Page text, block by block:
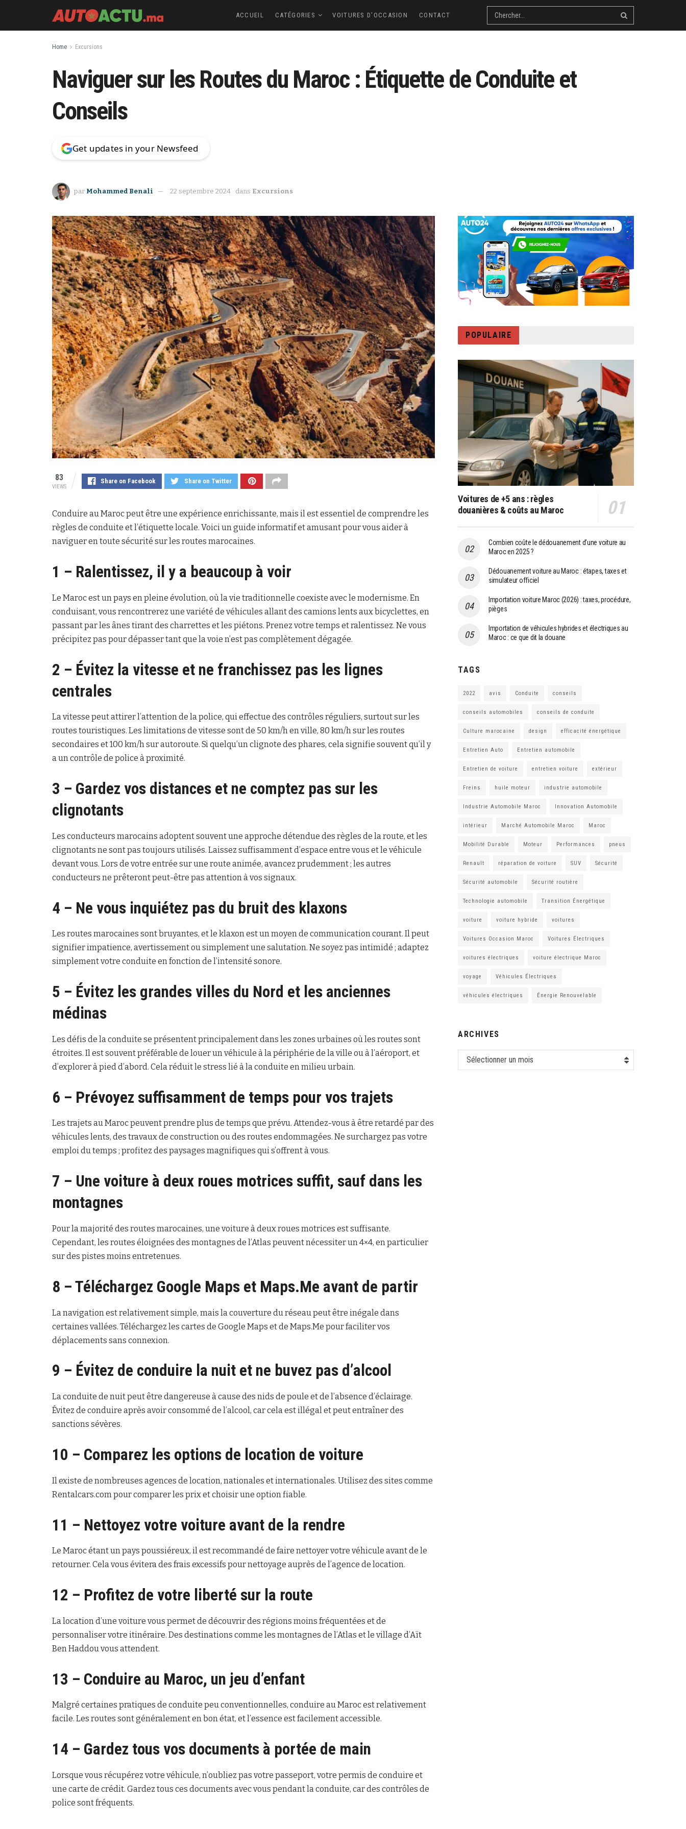
ACCUEIL CATÉGORIES VOITURES D’OCCASION CONTACT
Home Excursions
Naviguer sur les Routes du Maroc : Étiquette de Conduite et
Conseils
Get updates in your Newsfeed
par Mohammed Benali 22 septembre 2024 dans Excursions
83
VIEWS
Share on Facebook Share on Twitter
Conduire au Maroc peut être une expérience enrichissante, mais il est essentiel de comprendre les
règles de conduite et l’étiquette locale. Voici un guide informatif et amusant pour vous aider à
naviguer en toute sécurité sur les routes marocaines.
1 – Ralentissez, il y a beaucoup à voir
Le Maroc est un pays en pleine évolution, où la vie traditionnelle coexiste avec le modernisme. En
conduisant, vous rencontrerez une variété de véhicules allant des camions lents aux bicyclettes, en
passant par les ânes tirant des charrettes et les piétons. Prenez votre temps et ralentissez. Ne vous
précipitez pas pour dépasser tant que la voie n’est pas complètement dégagée.
2 – Évitez la vitesse et ne franchissez pas les lignes
centrales
La vitesse peut attirer l’attention de la police, qui effectue des contrôles réguliers, surtout sur les
routes touristiques. Les limitations de vitesse sont de 50 km/h en ville, 80 km/h sur les routes
secondaires et 100 km/h sur autoroute. Si quelqu’un clignote des phares, cela signifie souvent qu’il y
a un contrôle de police à proximité.
3 – Gardez vos distances et ne comptez pas sur les
clignotants
Les conducteurs marocains adoptent souvent une approche détendue des règles de la route, et les
clignotants ne sont pas toujours utilisés. Laissez suffisamment d’espace entre vous et le véhicule
devant vous. Lors de votre entrée sur une route animée, avancez prudemment ; les autres
conducteurs ne prêteront peut-être pas attention à vos signaux.
4 – Ne vous inquiétez pas du bruit des klaxons
Les routes marocaines sont bruyantes, et le klaxon est un moyen de communication courant. Il peut
signifier impatience, avertissement ou simplement une salutation. Ne soyez pas intimidé ; adaptez
simplement votre conduite en fonction de l’intensité sonore.
5 – Évitez les grandes villes du Nord et les anciennes
médinas
Les défis de la conduite se présentent principalement dans les zones urbaines où les routes sont
étroites. Il est souvent préférable de louer un véhicule à la périphérie de la ville ou à l’aéroport, et
d’explorer à pied d’abord. Cela réduit le stress lié à la conduite en milieu urbain.
6 – Prévoyez suffisamment de temps pour vos trajets
Les trajets au Maroc peuvent prendre plus de temps que prévu. Attendez-vous à être retardé par des
véhicules lents, des travaux de construction ou des routes endommagées. Ne surchargez pas votre
emploi du temps ; profitez des paysages magnifiques qui s’offrent à vous.
7 – Une voiture à deux roues motrices suffit, sauf dans les
montagnes
Pour la majorité des routes marocaines, une voiture à deux roues motrices est suffisante.
Cependant, les routes éloignées des montagnes de l’Atlas peuvent nécessiter un 4×4, en particulier
sur des pistes moins entretenues.
8 – Téléchargez Google Maps et Maps.Me avant de partir
La navigation est relativement simple, mais la couverture du réseau peut être inégale dans
certaines vallées. Téléchargez les cartes de Google Maps et de Maps.Me pour faciliter vos
déplacements sans connexion.
9 – Évitez de conduire la nuit et ne buvez pas d’alcool
La conduite de nuit peut être dangereuse à cause des nids de poule et de l’absence d’éclairage.
Évitez de conduire après avoir consommé de l’alcool, car cela est illégal et peut entraîner des
sanctions sévères.
10 – Comparez les options de location de voiture
Il existe de nombreuses agences de location, nationales et internationales. Utilisez des sites comme
Rentalcars.com pour comparer les prix et choisir une option fiable.
11 – Nettoyez votre voiture avant de la rendre
Le Maroc étant un pays poussiéreux, il est recommandé de faire nettoyer votre véhicule avant de le
retourner. Cela vous évitera des frais excessifs pour nettoyage auprès de l’agence de location.
12 – Profitez de votre liberté sur la route
La location d’une voiture vous permet de découvrir des régions moins fréquentées et de
personnaliser votre itinéraire. Des destinations comme les montagnes de l’Atlas et le village d’Aït
Ben Haddou vous attendent.
13 – Conduire au Maroc, un jeu d’enfant
Malgré certaines pratiques de conduite peu conventionnelles, conduire au Maroc est relativement
facile. Les routes sont généralement en bon état, et l’essence est facilement accessible.
14 – Gardez tous vos documents à portée de main
Lorsque vous récupérez votre véhicule, n’oubliez pas votre passeport, votre permis de conduire et
une carte de crédit. Gardez tous ces documents avec vous pendant la conduite, car des contrôles de
police sont fréquents.
POPULAIRE
Voitures de +5 ans : règles
douanières & coûts au Maroc
Combien coûte le dédouanement d’une voiture au
Maroc en 2025 ?
Dédouanement voiture au Maroc : étapes, taxes et
simulateur officiel
Importation voiture Maroc (2026) : taxes, procédure,
pièges
Importation de véhicules hybrides et électriques au
Maroc : ce que dit la douane
TAGS
2022 avis Conduite conseils
conseils automobiles conseils de conduite
Culture marocaine design efficacité énergétique
Entretien Auto Entretien automobile
Entretien de voiture entretien voiture extérieur
Freins huile moteur industrie automobile
Industrie Automobile Maroc Innovation Automobile
intérieur Marché Automobile Maroc Maroc
Mobilité Durable Moteur Performances pneus
Renault réparation de voiture SUV Sécurité
Sécurité automobile Sécurité routière
Technologie automobile Transition Énergétique
voiture voiture hybride voitures
Voitures Occasion Maroc Voitures Électriques
voitures électriques voiture électrique Maroc
voyage Véhicules Électriques
véhicules électriques Énergie Renouvelable
ARCHIVES
Sélectionner un mois